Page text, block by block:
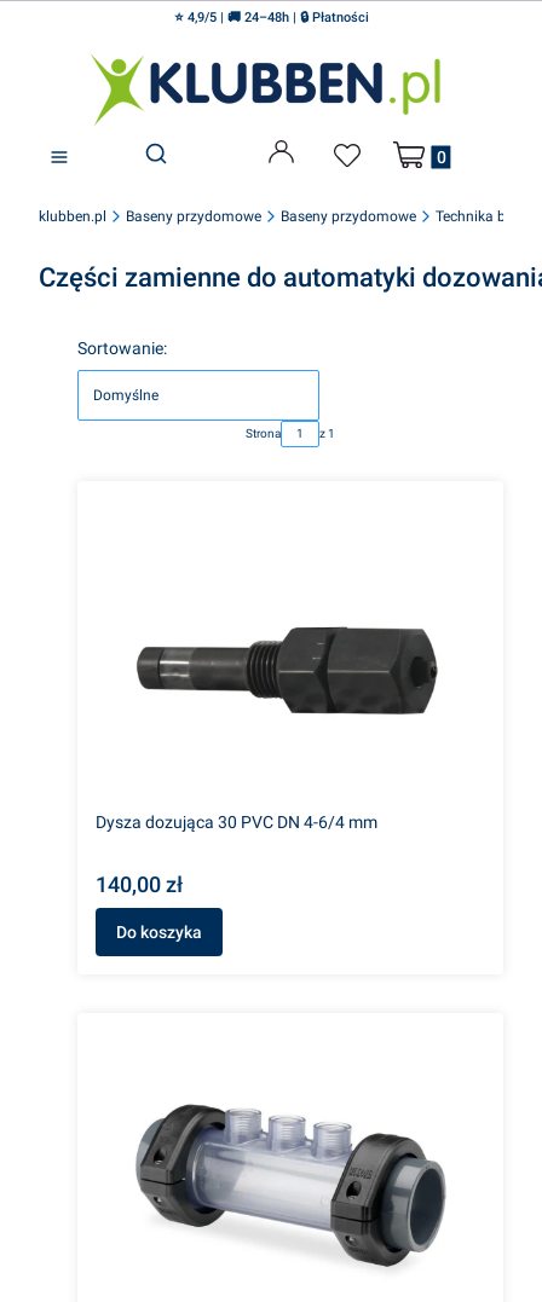
⭐ 4,9/5 | 🚚 24–48h | 🔒 Płatności
Otwórz wyszukiwarkę
Produkty w
klubben.pl Baseny przydomowe Baseny przydomowe Technika
Części zamienne do automatyki
Lista produktów
Sortowanie:
Domyślne
Strona z 1
Dysza dozująca 30 PVC DN 4-6/4 mm
140,00 zł
Do koszyka